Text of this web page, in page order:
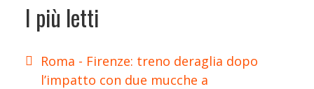
I più letti
Roma - Firenze: treno deraglia dopo
l’impatto con due mucche a